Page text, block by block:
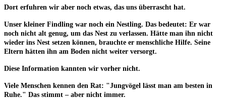
Dort erfuhren wir aber noch etwas, das uns überrascht hat.
Unser kleiner Findling war noch ein Nestling. Das bedeutet: Er war
noch nicht alt genug, um das Nest zu verlassen. Hätte man ihn nicht
wieder ins Nest setzen können, brauchte er menschliche Hilfe. Seine
Eltern hätten ihn am Boden nicht weiter versorgt.
Diese Information kannten wir vorher nicht.
Viele Menschen kennen den Rat: "Jungvögel lässt man am besten in
Ruhe." Das stimmt – aber nicht immer.